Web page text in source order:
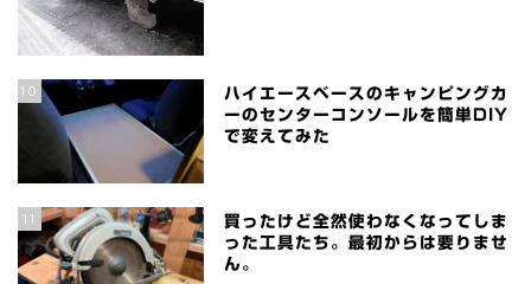
10
ハイエースベースのキャンピングカ
ーのセンターコンソールを簡単DIY
で変えてみた
11
買ったけど全然使わなくなってしま
った工具たち。最初からは要りませ
ん。